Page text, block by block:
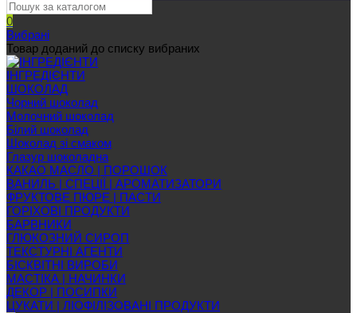
0
Вибрані
Товар доданий до списку вибраних
ІНГРЕДІЄНТИ
ШОКОЛАД
Чорний шоколад
Молочний шоколад
Білий шоколад
Шоколад зі смаком
Глазур шоколадна
КАКАО МАСЛО | ПОРОШОК
ВАНИЛЬ | СПЕЦІЇ | АРОМАТИЗАТОРИ
ФРУКТОВЕ ПЮРЕ | ПАСТИ
ГОРІХОВІ ПРОДУКТИ
БАРВНИКИ
ГЛЮКОЗНИЙ СИРОП
ТЕКСТУРНІ АГЕНТИ
БІСКВІТНІ ВИРОБИ
МАСТІКА | НАЧИНКИ
ДЕКОР | ПОСИПКИ
ЦУКАТИ | ЛІОФІЛІЗОВАНІ ПРОДУКТИ